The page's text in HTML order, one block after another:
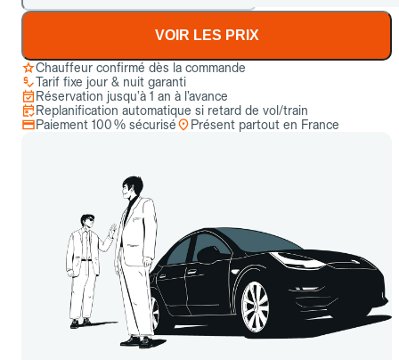
VOIR LES PRIX
Chauffeur confirmé dès la commande
Tarif fixe jour & nuit garanti
Réservation jusqu’à 1 an à l’avance
Replanification automatique si retard de vol/train
Paiement 100 % sécurisé
Présent partout en France